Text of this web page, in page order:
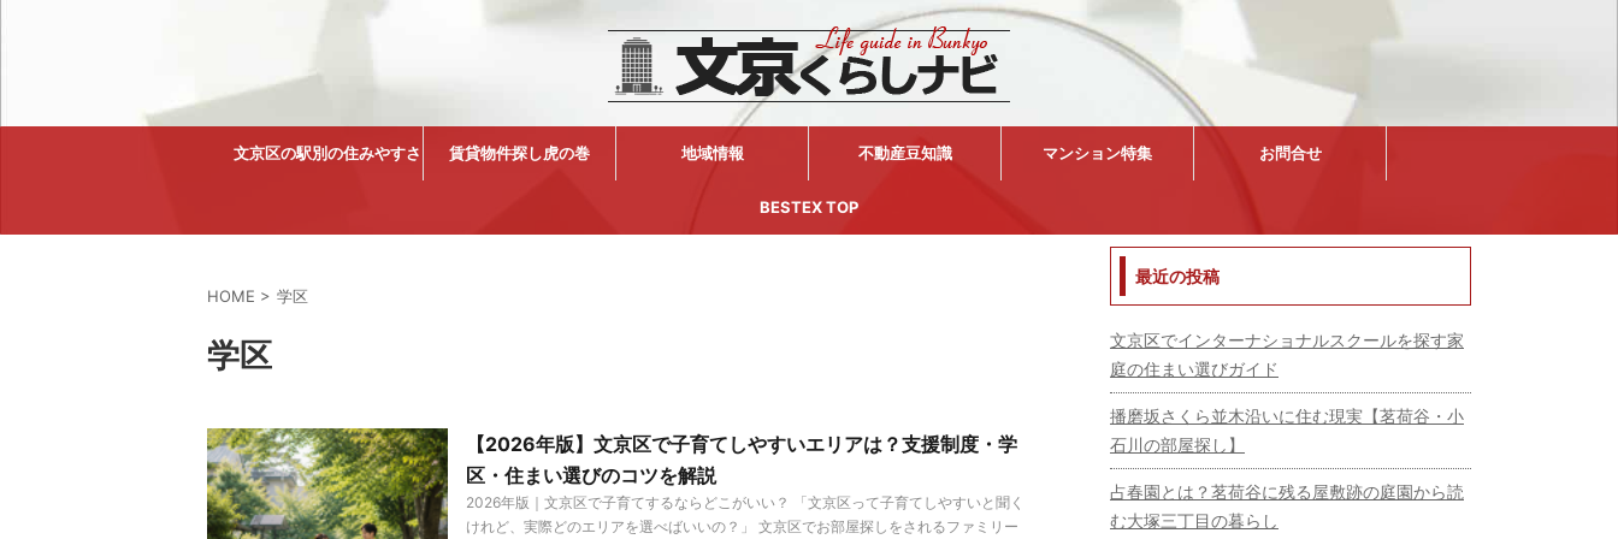
文京区の駅別の住みやすさ 賃貸物件探し虎の巻 地域情報 不動産豆知識 マンション特集 お問合せ
BESTEX TOP
HOME > 学区
学区
【2026年版】文京区で子育てしやすいエリアは？支援制度・学
区・住まい選びのコツを解説
2026年版｜文京区で子育てするならどこがいい？ 「文京区って子育てしやすいと聞く
けれど、実際どのエリアを選べばいいの？」 文京区でお部屋探しをされるファミリー
最近の投稿
文京区でインターナショナルスクールを探す家
庭の住まい選びガイド
播磨坂さくら並木沿いに住む現実【茗荷谷・小
石川の部屋探し】
占春園とは？茗荷谷に残る屋敷跡の庭園から読
む大塚三丁目の暮らし